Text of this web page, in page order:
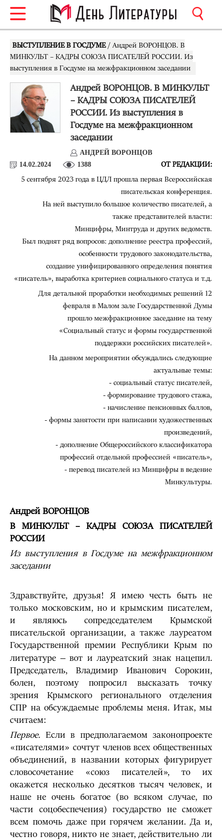
ВЫСТУПЛЕНИЕ В ГОСДУМЕ / Андрей ВОРОНЦОВ. В
МИНКУЛЬТ – КАДРЫ СОЮЗА ПИСАТЕЛЕЙ РОССИИ. Из
выступления в Госдуме на межфракционном заседании
Андрей ВОРОНЦОВ. В МИНКУЛЬТ
– КАДРЫ СОЮЗА ПИСАТЕЛЕЙ
РОССИИ. Из выступления в
Госдуме на межфракционном
заседании
АНДРЕЙ ВОРОНЦОВ
14.02.2024
1388
ОТ РЕДАКЦИИ:
5 сентября 2023 года в ЦДЛ прошла первая Всероссийская
писательская конференция.
На ней выступило большое количество писателей, а
также представителей власти:
Минцифры, Минтруда и других ведомств.
Был поднят ряд вопросов: дополнение реестра профессий,
особенности трудового законодательства,
создание унифицированного определения понятия
«писатель», выработка критериев социального статуса и т.д.
Для детальной проработки необходимых решений 12
февраля в Малом зале Государственной Думы
прошло межфракционное заседание на тему
«Социальный статус и формы государственной
поддержки российских писателей».
На данном мероприятии обсуждались следующие
актуальные темы:
- социальный статус писателей,
- формирование трудового стажа,
- начисление пенсионных баллов,
- формы занятости при написании художественных
произведений,
- дополнение Общероссийского классификатора
профессий отдельной профессией «писатель»,
- перевод писателей из Минцифры в ведение
Минкультуры.
Андрей ВОРОНЦОВ
В МИНКУЛЬТ – КАДРЫ СОЮЗА ПИСАТЕЛЕЙ
РОССИИ
Из выступления в Госдуме на межфракционном
заседании
Здравствуйте, друзья! Я имею честь быть не
только московским, но и крымским писателем,
и являюсь сопредседателем Крымской
писательской организации, а также лауреатом
Государственной премии Республики Крым по
литературе ‒ вот и лауреатский знак нацепил.
Председатель, Владимир Иванович Сорокин,
болен, поэтому попросил высказать точку
зрения Крымского регионального отделения
СПР на обсуждаемые проблемы меня. Итак, мы
считаем:
Первое. Если в предполагаемом законопроекте
«писателями» сочтут членов всех общественных
объединений, в названии которых фигурирует
словосочетание «союз писателей», то их
окажется несколько десятков тысяч человек, и
наше не очень богатое (во всяком случае, по
части соцобеспечения) государство не сможет
всем помочь даже при горячем желании. Да и,
честно говоря, никто не знает, действительно ли